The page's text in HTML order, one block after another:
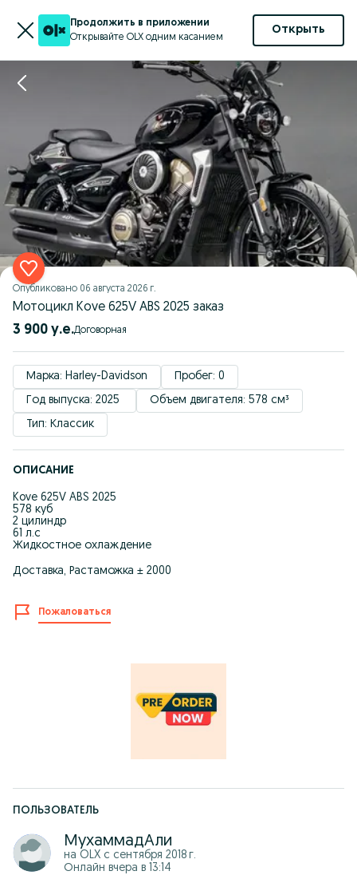
Продолжить в приложении
Открывайте OLX одним касанием
Открыть
Опубликовано 06 августа 2026 г.
Мотоцикл Kove 625V ABS 2025 заказ
3 900 у.е. Договорная
Марка: Harley-Davidson
Пробег: 0
Год выпуска: 2025
Объем двигателя: 578 см³
Тип: Классик
ОПИСАНИЕ
Kove 625V ABS 2025
578 куб
2 цилиндр
61 л.с
Жидкостное охлаждение
Доставка, Растаможка ± 2000
Пожаловаться
ПОЛЬЗОВАТЕЛЬ
МухаммадАли
на OLX с сентября 2018 г.
Онлайн вчера в 13:14